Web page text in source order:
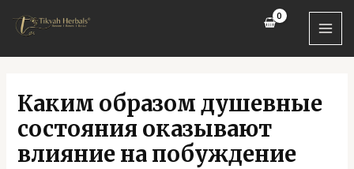
Каким образом душевные
состояния оказывают
влияние на побуждение
navigation